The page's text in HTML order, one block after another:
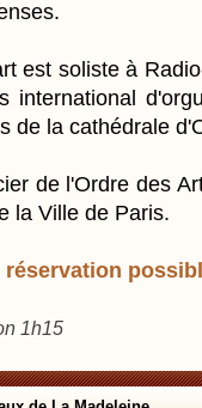
est soliste à
international
de la cathédrale
de l'Ordre des
la Ville de Paris.
réservation
1h15